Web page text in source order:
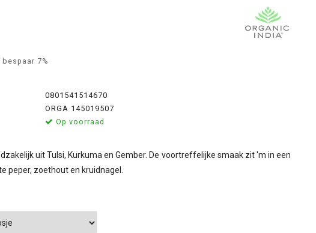
7%
0801541514670
ORGA 145019507
Op voorraad
uit Tulsi, Kurkuma en Gember. De voortreffelijke smaak zit 'm in een
peper, zoethout en kruidnagel.